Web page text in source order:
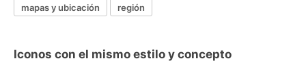
mapas y ubicación
región
Iconos con el mismo estilo y concepto